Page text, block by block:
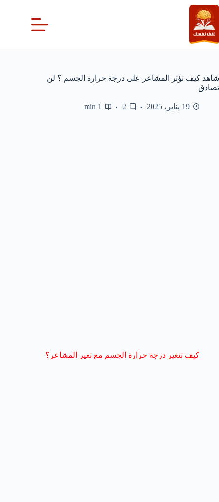
التجاوز
إلى
المحتوى
شاهد كيف تؤثر المشاعر على درجة حرارة الجسم ؟ لن
تصادق
19 يناير، 2025 2
1 min
كيف تتغير درجة حرارة الجسم مع تغير المشاعر؟